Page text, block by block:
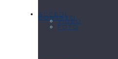
ACCEDI
CONTATTI
VIDEO
FOTO